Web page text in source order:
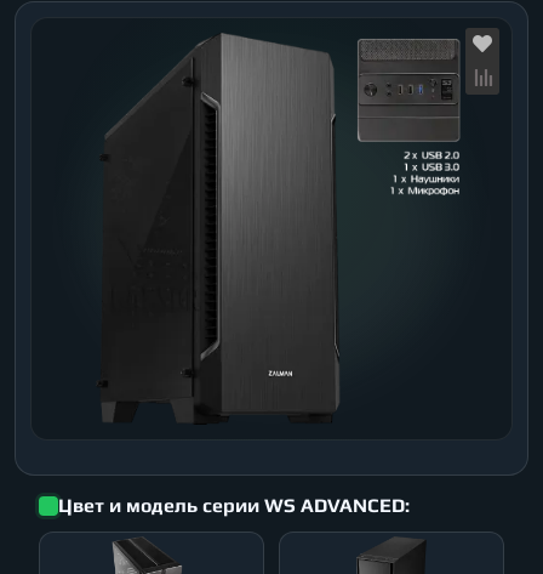
Цвет и модель серии WS ADVANCED: